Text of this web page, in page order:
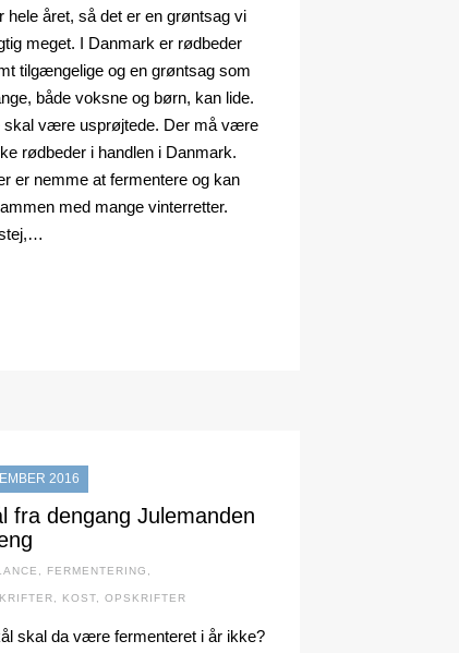
hele året, så det er en grøntsag vi
meget. I Danmark er rødbeder
tilgængelige og en grøntsag som
både voksne og børn, kan lide.
skal være usprøjtede. Der må være
rødbeder i handlen i Danmark.
er nemme at fermentere og kan
med mange vinterretter.
2016
fra dengang Julemanden
FERMENTERING
KOST OPSKRIFTER
skal da være fermenteret i år ikke?